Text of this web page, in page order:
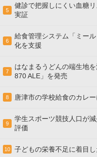
5
健診で把握しにくい血糖
実証
6
給食管理システム「ミー
化を支援
7
はなまるうどんの端生地
870 ALE」を発売
8 唐津市の学校給食のカレ
9
学生スポーツ競技人口が
評価
10 子どもの栄養不足に着目